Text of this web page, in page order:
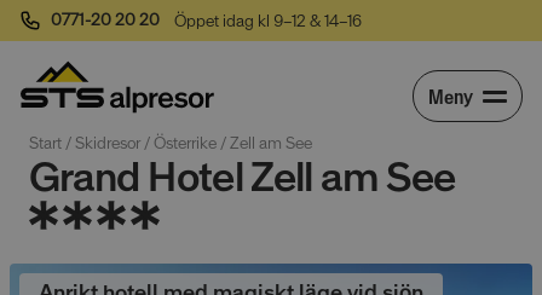
0771-20 20 20 Öppet idag kl 9–12 & 14–16
Meny
Start / Skidresor / Österrike / Zell am See
Grand Hotel Zell am See